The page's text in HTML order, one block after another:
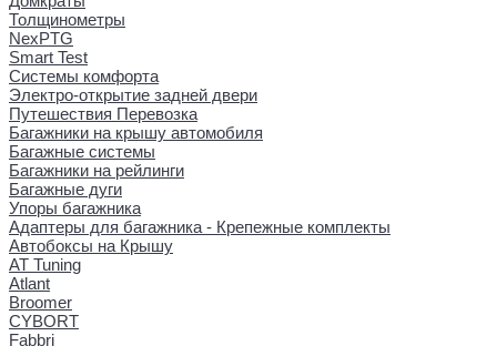
Толщинометры
NexPTG
Smart Test
Системы комфорта
Электро-открытие задней двери
Путешествия Перевозка
Багажники на крышу автомобиля
Багажные системы
Багажники на рейлинги
Багажные дуги
Упоры багажника
Адаптеры для багажника - Крепежные комплекты
Автобоксы на Крышу
AT Tuning
Atlant
Broomer
CYBORT
Fabbri